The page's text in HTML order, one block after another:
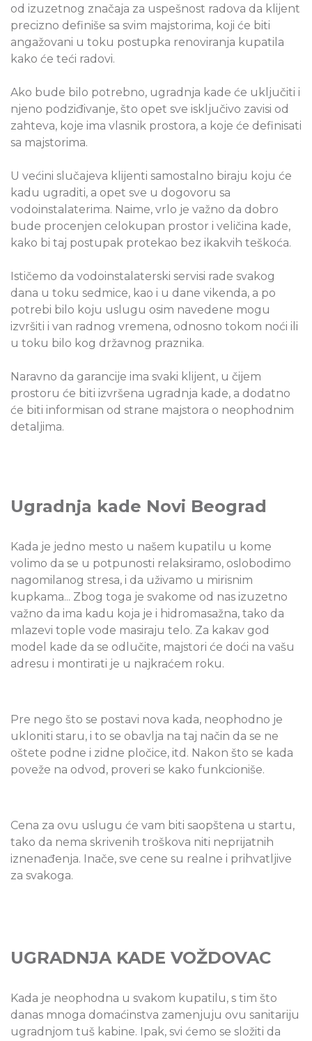
od izuzetnog značaja za uspešnost radova da klijent
precizno definiše sa svim majstorima, koji će biti
angažovani u toku postupka renoviranja kupatila
kako će teći radovi.
Ako bude bilo potrebno, ugradnja kade će uključiti i
njeno podziđivanje, što opet sve isključivo zavisi od
zahteva, koje ima vlasnik prostora, a koje će definisati
sa majstorima.
U većini slučajeva klijenti samostalno biraju koju će
kadu ugraditi, a opet sve u dogovoru sa
vodoinstalaterima. Naime, vrlo je važno da dobro
bude procenjen celokupan prostor i veličina kade,
kako bi taj postupak protekao bez ikakvih teškoća.
Ističemo da vodoinstalaterski servisi rade svakog
dana u toku sedmice, kao i u dane vikenda, a po
potrebi bilo koju uslugu osim navedene mogu
izvršiti i van radnog vremena, odnosno tokom noći ili
u toku bilo kog državnog praznika.
Naravno da garancije ima svaki klijent, u čijem
prostoru će biti izvršena ugradnja kade, a dodatno
će biti informisan od strane majstora o neophodnim
detaljima.
Ugradnja kade Novi Beograd
Kada je jedno mesto u našem kupatilu u kome
volimo da se u potpunosti relaksiramo, oslobodimo
nagomilanog stresa, i da uživamo u mirisnim
kupkama... Zbog toga je svakome od nas izuzetno
važno da ima kadu koja je i hidromasažna, tako da
mlazevi tople vode masiraju telo. Za kakav god
model kade da se odlučite, majstori će doći na vašu
adresu i montirati je u najkraćem roku.
Pre nego što se postavi nova kada, neophodno je
ukloniti staru, i to se obavlja na taj način da se ne
oštete podne i zidne pločice, itd. Nakon što se kada
poveže na odvod, proveri se kako funkcioniše.
Cena za ovu uslugu će vam biti saopštena u startu,
tako da nema skrivenih troškova niti neprijatnih
iznenađenja. Inače, sve cene su realne i prihvatljive
za svakoga.
UGRADNJA KADE VOŽDOVAC
Kada je neophodna u svakom kupatilu, s tim što
danas mnoga domaćinstva zamenjuju ovu sanitariju
ugradnjom tuš kabine. Ipak, svi ćemo se složiti da